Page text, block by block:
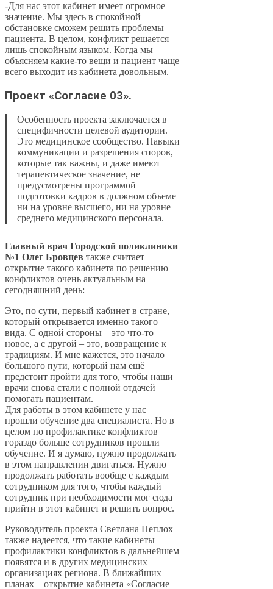
-Для нас этот кабинет имеет огромное
значение. Мы здесь в спокойной
обстановке сможем решить проблемы
пациента. В целом, конфликт решается
лишь спокойным языком. Когда мы
объясняем какие-то вещи и пациент чаще
всего выходит из кабинета довольным.
Проект «Согласие 03».
Особенность проекта заключается в
специфичности целевой аудитории.
Это медицинское сообщество. Навыки
коммуникации и разрешения споров,
которые так важны, и даже имеют
терапевтическое значение, не
предусмотрены программой
подготовки кадров в должном объеме
ни на уровне высшего, ни на уровне
среднего медицинского персонала.
Главный врач Городской поликлиники
№1 Олег Бровцев также считает
открытие такого кабинета по решению
конфликтов очень актуальным на
сегодняшний день:
Это, по сути, первый кабинет в стране,
который открывается именно такого
вида. С одной стороны – это что-то
новое, а с другой – это, возвращение к
традициям. И мне кажется, это начало
большого пути, который нам ещё
предстоит пройти для того, чтобы наши
врачи снова стали с полной отдачей
помогать пациентам.
Для работы в этом кабинете у нас
прошли обучение два специалиста. Но в
целом по профилактике конфликтов
гораздо больше сотрудников прошли
обучение. И я думаю, нужно продолжать
в этом направлении двигаться. Нужно
продолжать работать вообще с каждым
сотрудником для того, чтобы каждый
сотрудник при необходимости мог сюда
прийти в этот кабинет и решить вопрос.
Руководитель проекта Светлана Неплох
также надеется, что такие кабинеты
профилактики конфликтов в дальнейшем
появятся и в других медицинских
организациях региона. В ближайших
планах – открытие кабинета «Согласие